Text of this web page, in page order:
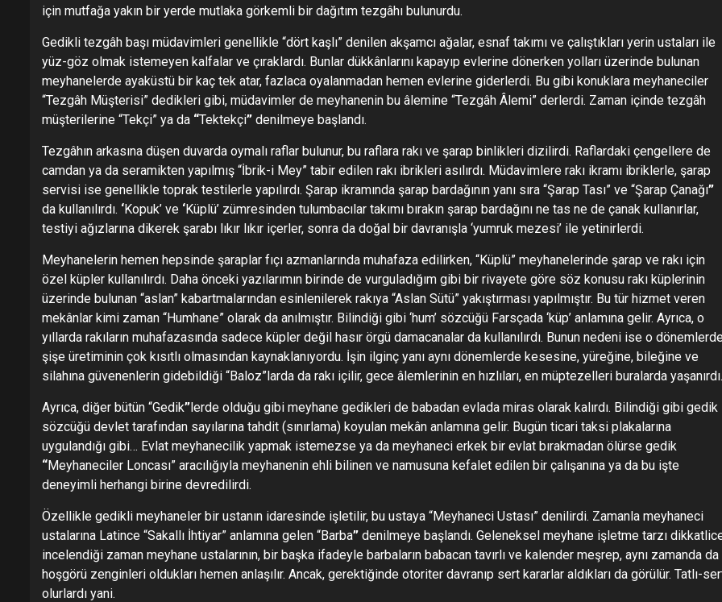
için mutfağa yakın bir yerde mutlaka görkemli bir dağıtım tezgâhı bulunurdu.
Gedikli tezgâh başı müdavimleri genellikle “dört kaşlı” denilen akşamcı ağalar, esnaf takımı ve çalıştıkları yerin ustaları ile
yüz-göz olmak istemeyen kalfalar ve çıraklardı. Bunlar dükkânlarını kapayıp evlerine dönerken yolları üzerinde bulunan
meyhanelerde ayaküstü bir kaç tek atar, fazlaca oyalanmadan hemen evlerine giderlerdi. Bu gibi konuklara meyhaneciler
“Tezgâh Müşterisi” dedikleri gibi, müdavimler de meyhanenin bu âlemine “Tezgâh Âlemi” derlerdi. Zaman içinde tezgâh
müşterilerine “Tekçi” ya da “Tektekçi” denilmeye başlandı.
Tezgâhın arkasına düşen duvarda oymalı raflar bulunur, bu raflara rakı ve şarap binlikleri dizilirdi. Raflardaki çengellere de
camdan ya da seramikten yapılmış “İbrik-i Mey” tabir edilen rakı ibrikleri asılırdı. Müdavimlere rakı ikramı ibriklerle, şarap
servisi ise genellikle toprak testilerle yapılırdı. Şarap ikramında şarap bardağının yanı sıra “Şarap Tası” ve “Şarap Çanağı”
da kullanılırdı. ‘Kopuk’ ve ‘Küplü’ zümresinden tulumbacılar takımı bırakın şarap bardağını ne tas ne de çanak kullanırlar,
testiyi ağızlarına dikerek şarabı lıkır lıkır içerler, sonra da doğal bir davranışla ‘yumruk mezesi’ ile yetinirlerdi.
Meyhanelerin hemen hepsinde şaraplar fıçı azmanlarında muhafaza edilirken, “Küplü” meyhanelerinde şarap ve rakı için
özel küpler kullanılırdı. Daha önceki yazılarımın birinde de vurguladığım gibi bir rivayete göre söz konusu rakı küplerinin
üzerinde bulunan “aslan” kabartmalarından esinlenilerek rakıya “Aslan Sütü” yakıştırması yapılmıştır. Bu tür hizmet veren
mekânlar kimi zaman “Humhane” olarak da anılmıştır. Bilindiği gibi ‘hum’ sözcüğü Farsçada ‘küp’ anlamına gelir. Ayrıca, o
yıllarda rakıların muhafazasında sadece küpler değil hasır örgü damacanalar da kullanılırdı. Bunun nedeni ise o
şişe üretiminin çok kısıtlı olmasından kaynaklanıyordu. İşin ilginç yanı aynı dönemlerde kesesine, yüreğine, bileğine ve
silahına güvenenlerin gidebildiği “Baloz”larda da rakı içilir, gece âlemlerinin en hızlıları, en müptezelleri buralarda yaşanırdı.
Ayrıca, diğer bütün “Gedik”lerde olduğu gibi meyhane gedikleri de babadan evlada miras olarak kalırdı. Bilindiği gibi gedik
sözcüğü devlet tarafından sayılarına tahdit (sınırlama) koyulan mekân anlamına gelir. Bugün ticari taksi plakalarına
uygulandığı gibi… Evlat meyhanecilik yapmak istemezse ya da meyhaneci erkek bir evlat bırakmadan ölürse gedik
“Meyhaneciler Loncası” aracılığıyla meyhanenin ehli bilinen ve namusuna kefalet edilen bir çalışanına ya da bu işte
deneyimli herhangi birine devredilirdi.
Özellikle gedikli meyhaneler bir ustanın idaresinde işletilir, bu ustaya “Meyhaneci Ustası” denilirdi. Zamanla meyhaneci
ustalarına Latince “Sakallı İhtiyar” anlamına gelen “Barba” denilmeye başlandı. Geleneksel meyhane işletme tarzı
incelendiği zaman meyhane ustalarının, bir başka ifadeyle barbaların babacan tavırlı ve kalender meşrep, aynı zamanda da
hoşgörü zenginleri oldukları hemen anlaşılır. Ancak, gerektiğinde otoriter davranıp sert kararlar aldıkları da görülür. Tatlı-
olurlardı yani.